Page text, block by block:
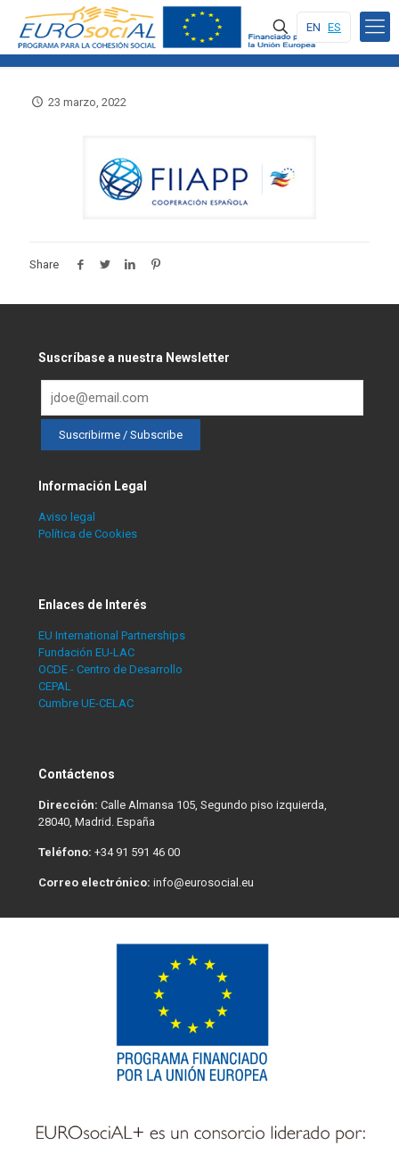
EN ES
23 marzo, 2022
Share
Suscríbase a nuestra Newsletter
Información Legal
Aviso legal
Política de Cookies
Enlaces de Interés
EU International Partnerships
Fundación EU-LAC
OCDE - Centro de Desarrollo
CEPAL
Cumbre UE-CELAC
Contáctenos
Dirección: Calle Almansa 105, Segundo piso izquierda,
28040, Madrid. España
Teléfono: +34 91 591 46 00
Correo electrónico: info@eurosocial.eu